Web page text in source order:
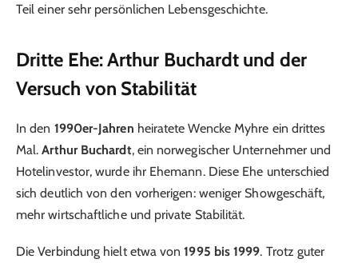
Teil einer sehr persönlichen Lebensgeschichte.
Dritte Ehe: Arthur Buchardt und der
Versuch von Stabilität
In den 1990er-Jahren heiratete Wencke Myhre ein drittes
Mal.Arthur Buchardt, ein norwegischer Unternehmer und
Hotelinvestor, wurde ihr Ehemann. Diese Ehe unterschied
sich deutlich von den vorherigen: weniger Showgeschäft,
mehr wirtschaftliche und private Stabilität.
Die Verbindung hielt etwa von1995 bis 1999. Trotz guter